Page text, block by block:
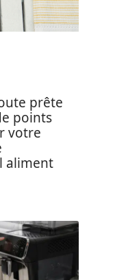
prête
points
votre
aliment